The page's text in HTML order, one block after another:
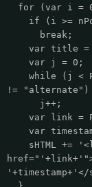
for (var i =
if (i >=
break;
var title =
var j = 0;
while (j <
!= "alternate")
j++;
var link =
var
sHTML +=